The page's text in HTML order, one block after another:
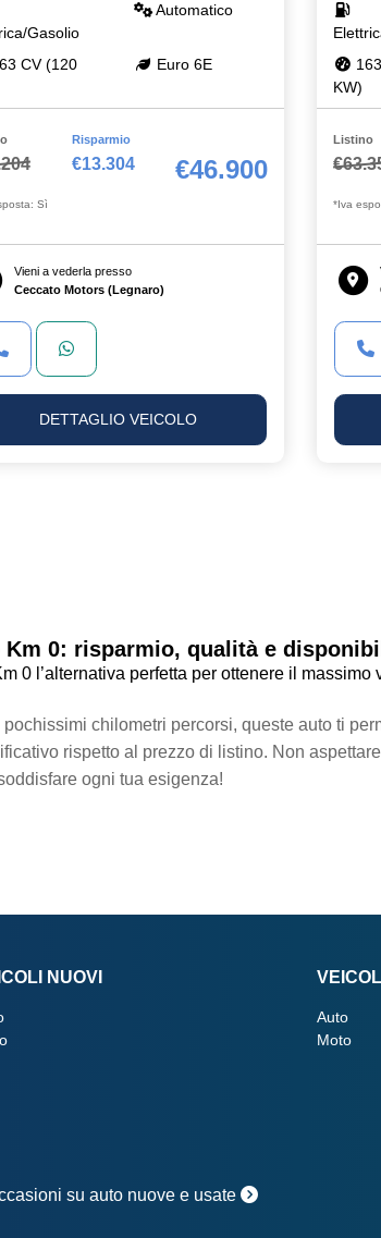
Gasolio
Automatico
CV (120
Euro 6E
Risparmio
€13.304 €46.900
Sì
Vieni a vederla presso
Ceccato Motors (Legnaro)
DETTAGLIO VEICOLO
KW)
Listino
*Iva
Km 0: risparmio, qualità e
0 l’alternativa perfetta per ottenere il
pochissimi chilometri percorsi, queste auto ti
rispetto al prezzo di listino. Non
ogni tua esigenza!
NUOVI
Auto
Moto
su auto nuove e usate